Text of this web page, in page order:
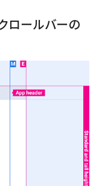
ロールバーの